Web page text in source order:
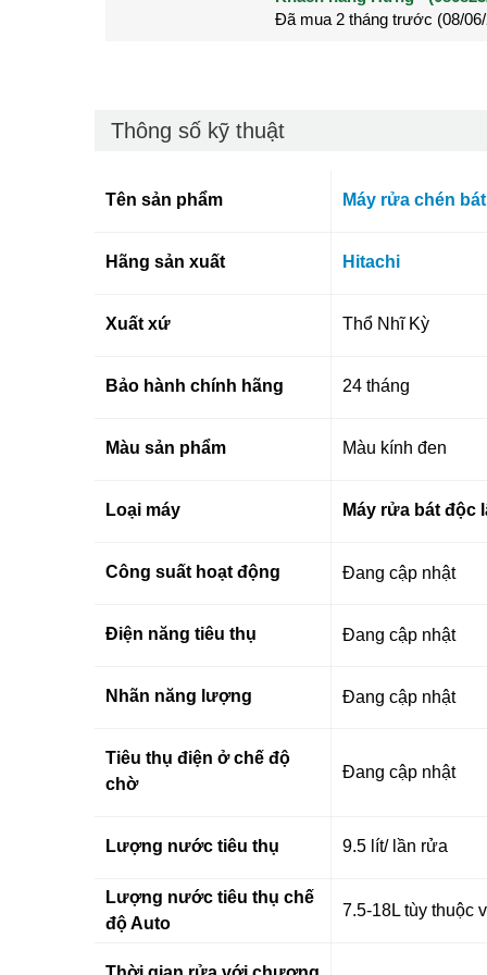
Đã mua 2 tháng trước (28/
Đã mua 3 tháng trước (27/
Thông số kỹ thuật
Tên sản phẩm Máy rửa chén
Hãng sản xuất Hitachi
Xuất xứ Thổ Nhĩ Kỳ
Bảo hành chính hãng 24 tháng
Màu sản phẩm Màu kính đen
Loại máy Máy rửa bát độc
Công suất hoạt động Đang cập nhật
Điện năng tiêu thụ Đang cập nhật
Nhãn năng lượng Đang cập nhật
Tiêu thụ điện ở chế độ
chờ
Đang cập nhật
Lượng nước tiêu thụ 9.5 lít/ lần rửa
Lượng nước tiêu thụ chế
độ Auto
7.5-18L tùy thuộc